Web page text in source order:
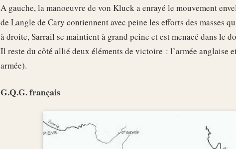
A gauche, la manoeuvre de von Kluck a enrayé le mouvement
de Langle de Cary contiennent avec peine les efforts des masses
à droite, Sarrail se maintient à grand peine et est menacé dans le
Il reste du côté allié deux éléments de victoire : l’armée anglaise
armée).
G.Q.G. français